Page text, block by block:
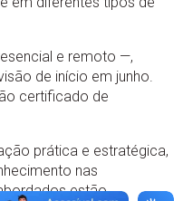
e remoto —,
de início em junho.
certificado de
prática e estratégica,
nas
estão